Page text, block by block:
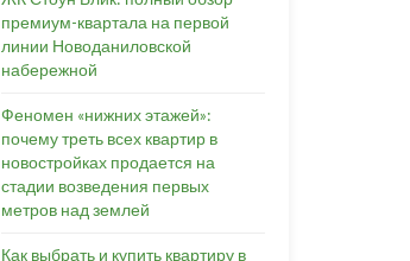
премиум-квартала на первой
линии Новоданиловской
набережной
Феномен «нижних этажей»:
почему треть всех квартир в
новостройках продается на
стадии возведения первых
метров над землей
Как выбрать и купить квартиру в